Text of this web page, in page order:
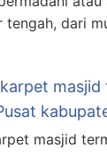
tengah, dari
masjid
masjid